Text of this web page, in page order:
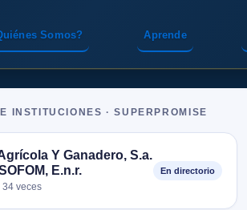
Somos? Aprende
INSTITUCIONES · SUPERPROMISE
Y Ganadero, S.a.
E.n.r.
veces
En directorio